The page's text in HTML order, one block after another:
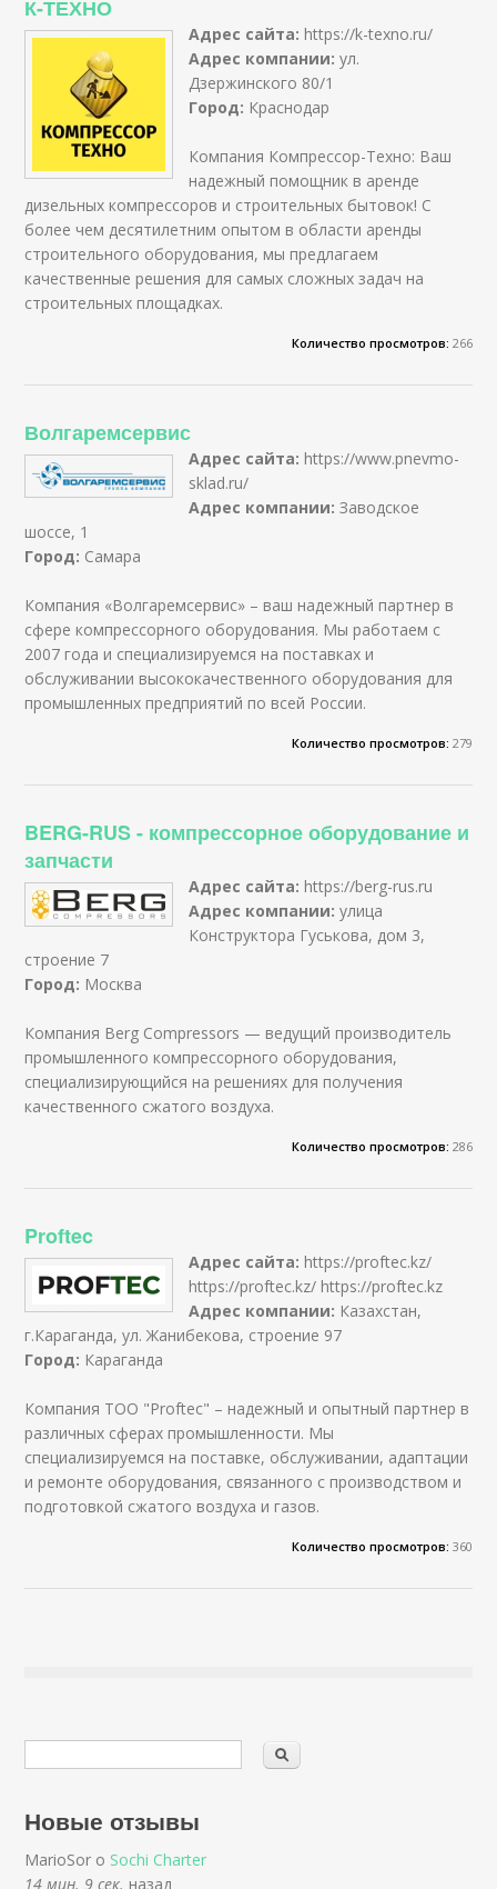
К-ТЕХНО
Адрес сайта: https://k-texno.ru/
Адрес компании:ул.
Дзержинского 80/1
Город: Краснодар
Компания Компрессор-Техно: Ваш
надежный помощник в аренде
дизельных компрессоров и строительных бытовок! С
более чем десятилетним опытом в области аренды
строительного оборудования, мы предлагаем
качественные решения для самых сложных задач на
строительных площадках.
Количество просмотров: 266
Волгаремсервис
Адрес сайта: https://www.pnevmo-
sklad.ru/
Адрес компании:Заводское
шоссе, 1
Город: Самара
Компания «Волгаремсервис» – ваш надежный партнер в
сфере компрессорного оборудования. Мы работаем с
2007 года и специализируемся на поставках и
обслуживании высококачественного оборудования для
промышленных предприятий по всей России.
Количество просмотров: 279
BERG-RUS - компрессорное оборудование и
запчасти
Адрес сайта: https://berg-rus.ru
Адрес компании:улица
Конструктора Гуськова, дом 3,
строение 7
Город: Москва
Компания Berg Compressors — ведущий производитель
промышленного компрессорного оборудования,
специализирующийся на решениях для получения
качественного сжатого воздуха.
Количество просмотров: 286
Proftec
Адрес сайта: https://proftec.kz/
https://proftec.kz/ https://proftec.kz
Адрес компании: Казахстан,
г.Караганда, ул. Жанибекова, строение 97
Город: Караганда
Компания ТОО "Proftec" – надежный и опытный партнер в
различных сферах промышленности. Мы
специализируемся на поставке, обслуживании, адаптации
и ремонте оборудования, связанного с производством и
подготовкой сжатого воздуха и газов.
Количество просмотров: 360
Новые отзывы
MarioSor о Sochi Charter
14 мин. 9 сек. назад